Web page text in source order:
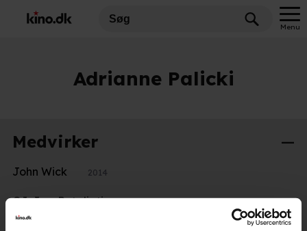
Menu
Adrianne Palicki
Medvirker
John Wick 2014
G.I. Joe: Retaliation 2013